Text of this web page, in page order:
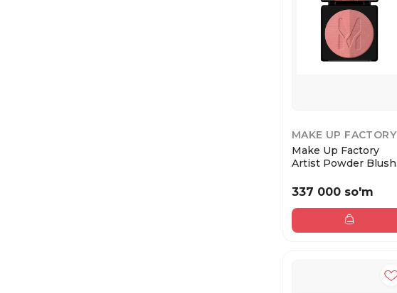
MAKE UP FACTORY
Make Up Factory
Artist Powder Blush
337 000 so'm